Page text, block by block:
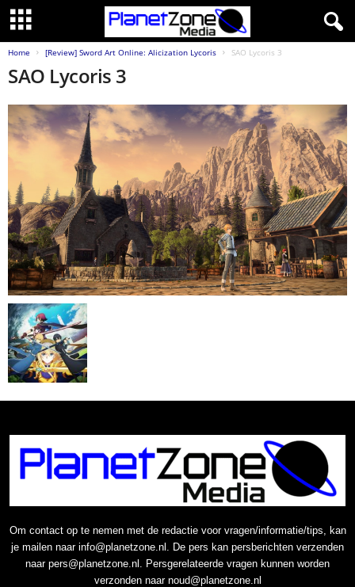
Home [Review] Sword Art Online: Alicization Lycoris SAO Lycoris 3
SAO Lycoris 3
Om contact op te nemen met de redactie voor vragen/informatie/tips, kan
je mailen naar info@planetzone.nl. De pers kan persberichten verzenden
naar pers@planetzone.nl. Persgerelateerde vragen kunnen worden
verzonden naar noud@planetzone.nl